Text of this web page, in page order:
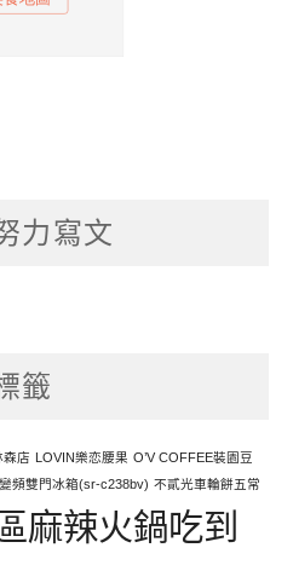
力寫文
籤
森店 LOVIN樂恋腰果 O’V COFFEE裝園豆
頻雙門冰箱(sr-c238bv) 不貳光車輪餅五常
麻辣火鍋吃到